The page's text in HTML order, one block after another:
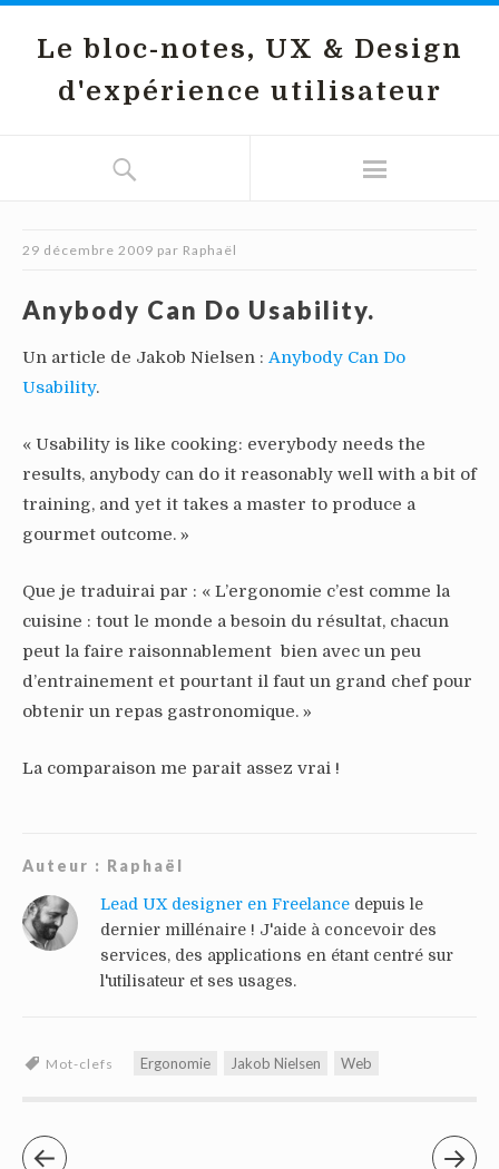
Le bloc-notes, UX & Design
d'expérience utilisateur
29 décembre 2009 par Raphaël
Anybody Can Do Usability.
Un article de Jakob Nielsen : Anybody Can Do
Usability.
« Usability is like cooking: everybody needs the
results, anybody can do it reasonably well with a bit of
training, and yet it takes a master to produce a
gourmet outcome. »
Que je traduirai par : « L’ergonomie c’est comme la
cuisine : tout le monde a besoin du résultat, chacun
peut la faire raisonnablement bien avec un peu
d’entrainement et pourtant il faut un grand chef pour
obtenir un repas gastronomique. »
La comparaison me parait assez vrai !
Auteur : Raphaël
Lead UX designer en Freelance depuis le
dernier millénaire ! J'aide à concevoir des
services, des applications en étant centré sur
l'utilisateur et ses usages.
Mot-clefs Ergonomie Jakob Nielsen Web